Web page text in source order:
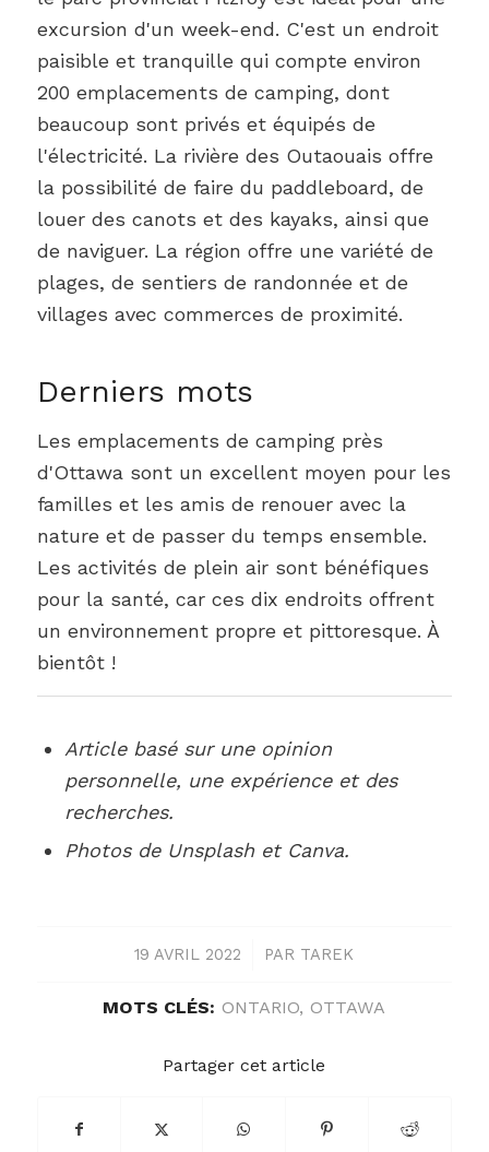
excursion d'un week-end. C'est un endroit
paisible et tranquille qui compte environ
200 emplacements de camping, dont
beaucoup sont privés et équipés de
l'électricité. La rivière des Outaouais offre
la possibilité de faire du paddleboard, de
louer des canots et des kayaks, ainsi que
de naviguer. La région offre une variété de
plages, de sentiers de randonnée et de
villages avec commerces de proximité.
Derniers mots
Les emplacements de camping près
d'Ottawa sont un excellent moyen pour les
familles et les amis de renouer avec la
nature et de passer du temps ensemble.
Les activités de plein air sont bénéfiques
pour la santé, car ces dix endroits offrent
un environnement propre et pittoresque. À
bientôt !
Article basé sur une opinion
personnelle, une expérience et des
recherches.
Photos de Unsplash et Canva.
19 AVRIL 2022
/ PAR TAREK
MOTS CLÉS: ONTARIO, OTTAWA
Partager cet article